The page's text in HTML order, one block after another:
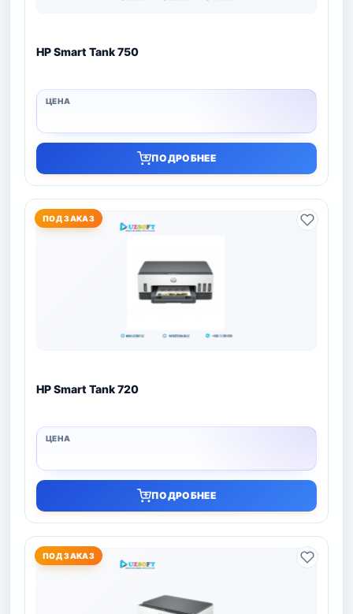
HP Smart Tank 750
ПОДРОБНЕЕ
ПОД ЗАКАЗ
HP Smart Tank 720
ПОДРОБНЕЕ
ПОД ЗАКАЗ